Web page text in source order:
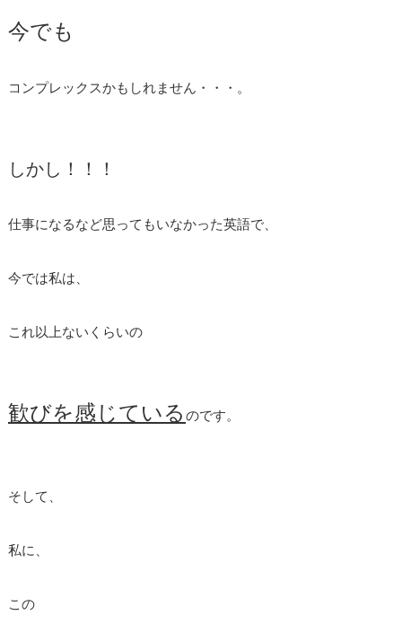
今でも
コンプレックスかもしれません・・・。
しかし！！！
仕事になるなど思ってもいなかった英語で、
今では私は、
これ以上ないくらいの
歓びを感じている のです。
そして、
私に、
この